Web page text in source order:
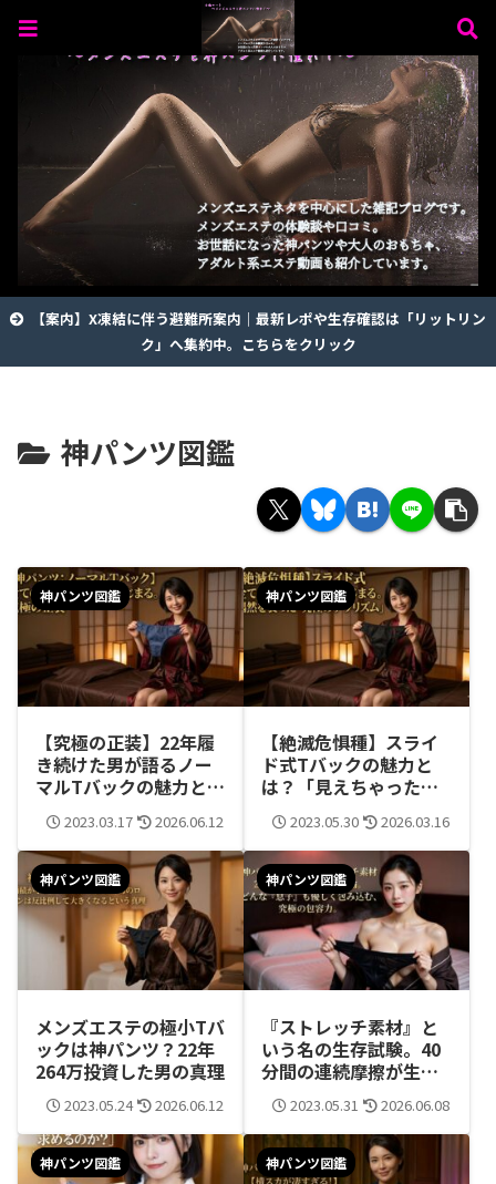
【案内】X凍結に伴う避難所案内｜最新レポや生存確認は「リットリン
ク」へ集約中。こちらをクリック
神パンツ図鑑
神パンツ図鑑
【究極の正装】22年履
き続けた男が語るノー
マルTバックの魅力と真
理 2023.03.17 2026.06.12
神パンツ図鑑
【絶滅危惧種】スライ
ド式Tバックの魅力と
は？「見えちゃった
感」を演出する魔法の
アイテム
2023.05.30 2026.03.16
神パンツ図鑑
メンズエステの極小Tバ
ックは神パンツ？22年
264万投資した男の真理
2023.05.24 2026.06.12
神パンツ図鑑
『ストレッチ素材』と
いう名の生存試験。40
分間の連続摩擦が生む
「アガガガガ」の境界
線。2023.05.31 2026.06.08
神パンツ図鑑 神パンツ図鑑